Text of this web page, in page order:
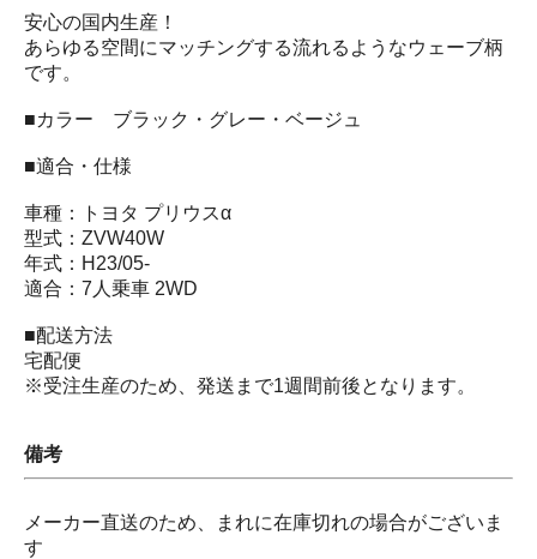
安心の国内生産！
あらゆる空間にマッチングする流れるようなウェーブ柄
です。
■カラー ブラック・グレー・ベージュ
■適合・仕様
車種：トヨタ プリウスα
型式：ZVW40W
年式：H23/05-
適合：7人乗車 2WD
■配送方法
宅配便
※受注生産のため、発送まで1週間前後となります。
備考
メーカー直送のため、まれに在庫切れの場合がございま
す